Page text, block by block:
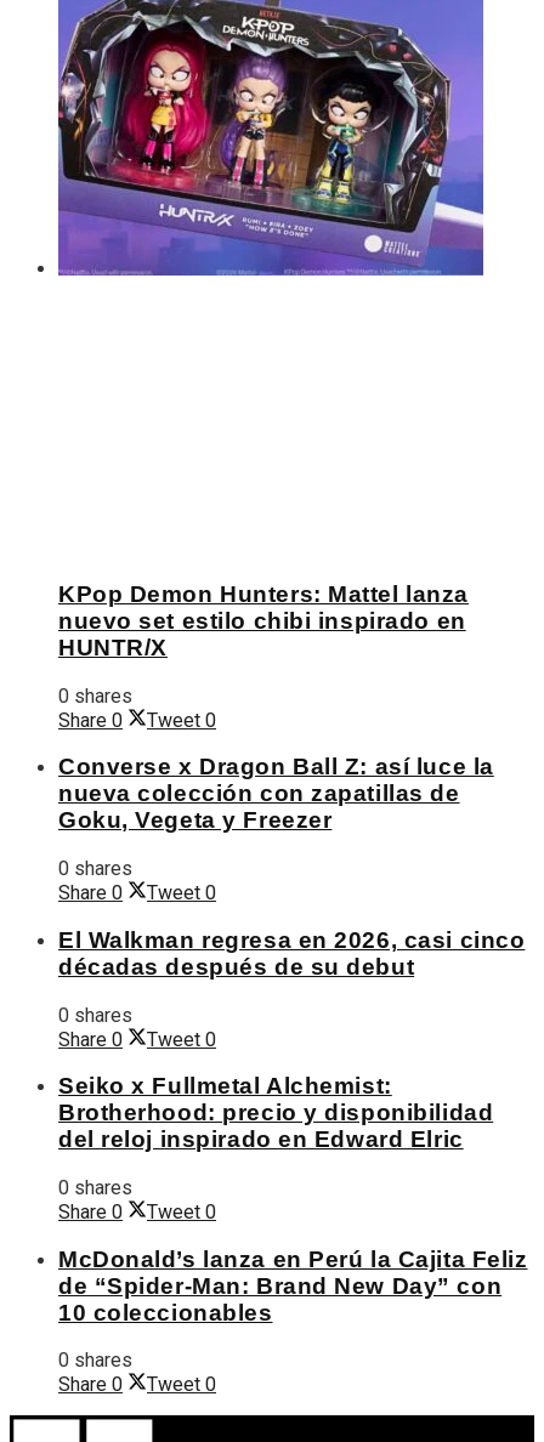
KPop Demon Hunters: Mattel lanza
nuevo set estilo chibi inspirado en
HUNTR/X
0 shares
Share 0 Tweet 0
Converse x Dragon Ball Z: así luce la
nueva colección con zapatillas de
Goku, Vegeta y Freezer
0 shares
Share 0 Tweet 0
El Walkman regresa en 2026, casi cinco
décadas después de su debut
0 shares
Share 0 Tweet 0
Seiko x Fullmetal Alchemist:
Brotherhood: precio y disponibilidad
del reloj inspirado en Edward Elric
0 shares
Share 0 Tweet 0
McDonald’s lanza en Perú la Cajita Feliz
de “Spider-Man: Brand New Day” con
10 coleccionables
0 shares
Share 0 Tweet 0